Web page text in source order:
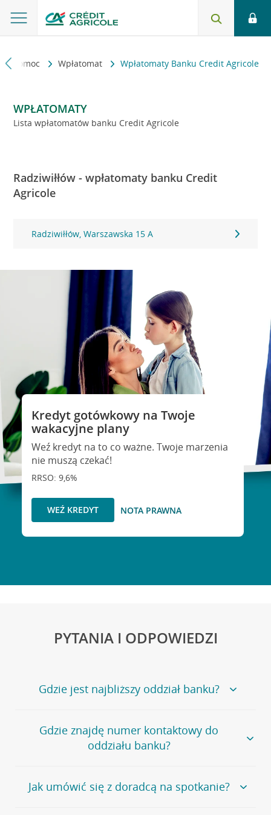
i pomoc Wpłatomat Wpłatomaty Banku Credit Agricole
WPŁATOMATY
Lista wpłatomatów banku Credit Agricole
Radziwiłłów - wpłatomaty banku Credit
Agricole
Radziwiłłów, Warszawska 15 A
Kredyt gotówkowy na Twoje
wakacyjne plany
Weź kredyt na to co ważne. Twoje marzenia
nie muszą czekać!
RRSO: 9,6%
WEŹ KREDYT NOTA PRAWNA
PYTANIA I ODPOWIEDZI
Gdzie jest najbliższy oddział banku?
Jeśli szukasz oddziału naszego banku, zapraszamy na
stronęPlacówki i bankomaty, na której znajduje się
wygodna wyszukiwarka.
oddziałów
Gdzie znajdę numer kontaktowy do
oddziału banku?
Bank Credit Agricole nie udostępnia ogólnego numeru
telefonu do placówki bankowej.
Jak umówić się z doradcą na spotkanie?